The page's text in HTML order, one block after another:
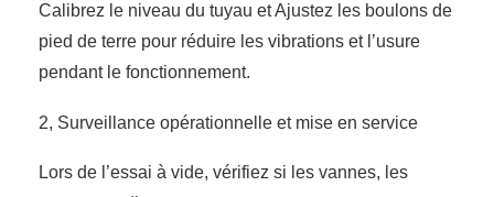
Calibrez le niveau du tuyau et Ajustez les boulons de
pied de terre pour réduire les vibrations et l’usure
pendant le fonctionnement.
2, Surveillance opérationnelle et mise en service
Lors de l’essai à vide, vérifiez si les vannes, les